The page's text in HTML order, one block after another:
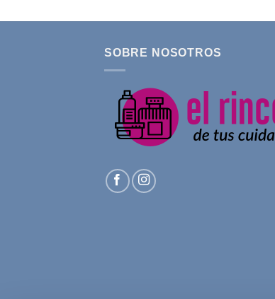
SOBRE NOSOTROS